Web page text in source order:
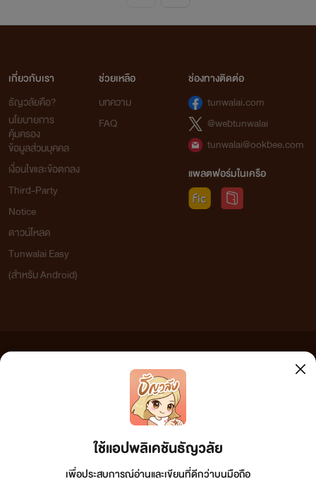
ใช้แอปพลิเคชันธัญวลัย
เพื่อประสบการณ์อ่านและเขียนที่ดีกว่าบนมือถือ
เกี่ยวกับเรา
ธัญวลัยคือ?
นโยบายการ
คุ้มครอง
ข้อมูลส่วนบุคคล
เงื่อนไขและข้อตกลง
Third-Party
Notice
ดาวน์โหลด
Tunwalai Easy
(สำหรับ Android)
ช่วยเหลือ
บทความ
FAQ
ช่องทางติดต่อ
tunwalai.com
@webtunwalai
tunwalai@ookbee.com
แพลตฟอร์มในเครือ
เว็บไซต์แห่งนี้ไม่ได้เห็นด้วยและไม่ขอรับผิดชอบต่อข้อความใดๆ ทั้งสิ้น ดังนั้นผู้อ่านทุกท่านโปรดใช้
วิจารณญาณในการกลั่นกรองด้วยตนเอง และหากท่านพบข้อความใดๆ ที่ขัดต่อกฎหมายและศีลธรรม
กรุณาแจ้งมาที่ tunwalai@ookbee.com เพื่อทีมงานจะได้ดำเนินการในทันที ทั้งนี้ ทางเว็บไซต์ขอสงวน
ลิขสิทธิ์ตามพระราชบัญญัติลิขสิทธิ์ (ฉบับเพิ่มเติม) พ.ศ.2558